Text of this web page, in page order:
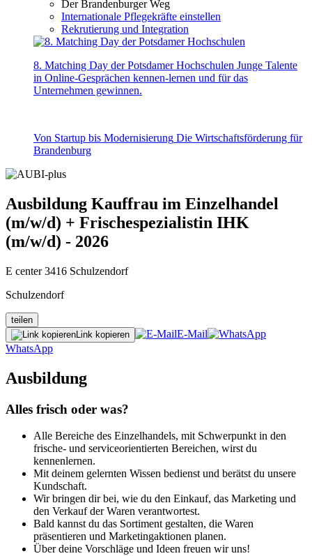
Der Brandenburger Weg
Internationale Pflegekräfte einstellen
Rekrutierung und Integration
8. Matching Day der Potsdamer Hochschulen Junge Talente
in Online-Gesprächen kennen-lernen und für das
Unternehmen gewinnen.
Von Startup bis Modernisierung Die Wirtschaftsförderung für
Brandenburg
Ausbildung Kauffrau im Einzelhandel
(m/w/d) + Frischespezialistin IHK
(m/w/d) - 2026
E center 3416 Schulzendorf
Schulzendorf
teilen
Link kopieren
E-Mail
WhatsApp
Ausbildung
Alles frisch oder was?
Alle Bereiche des Einzelhandels, mit Schwerpunkt in den
frische- und serviceorientierten Bereichen, wirst du
kennenlernen.
Mit deinem gelernten Wissen bedienst und berätst du unsere
Kundschaft.
Wir bringen dir bei, wie du den Einkauf, das Marketing und
den Verkauf der Waren verantwortest.
Bald kannst du das Sortiment gestalten, die Waren
präsentieren und Marketingaktionen planen.
Über deine Vorschläge und Ideen freuen wir uns!